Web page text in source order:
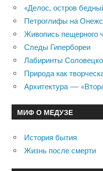
«Делос, остров
Петроглифы на
Живопись пещерного
Следы Гипербореи
Лабиринты
Природа как
Архитектура —
МИФ О МЕДУЗЕ
История бытия
Жизнь после смерти